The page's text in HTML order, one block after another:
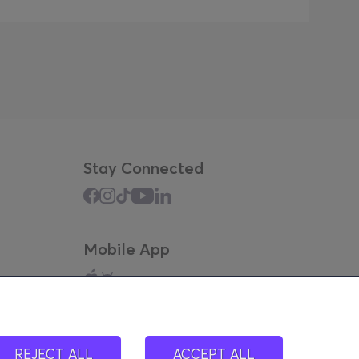
REJECT ALL ACCEPT ALL
Stay Connected
Mobile App